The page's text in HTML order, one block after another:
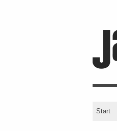
Start